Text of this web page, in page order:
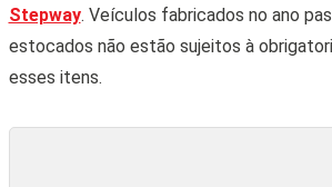
Stepway. Veículos fabricados no ano
estocados não estão sujeitos à
esses itens.